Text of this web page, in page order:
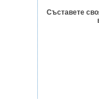
Съставете